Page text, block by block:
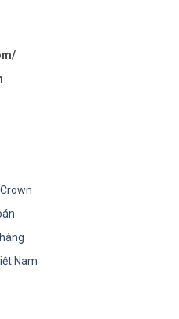
8sf M12-8sm,
8sf M12-8sm,
10m
PSENcode, đầu
ổ cắm thẳng
Nam